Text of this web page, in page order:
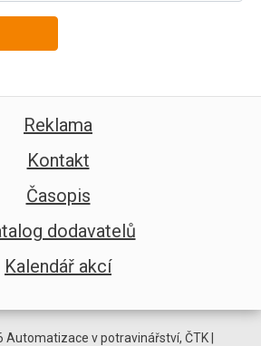
Reklama
Kontakt
Časopis
dodavatelů
Kalendář akcí
v potravinářství, ČTK |